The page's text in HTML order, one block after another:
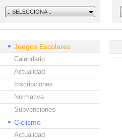
:: SELECCIONA ::
Juegos Escolares
Calendario
Actualidad
Inscripciones
Normativa
Subvenciones
Ciclismo
Actualidad